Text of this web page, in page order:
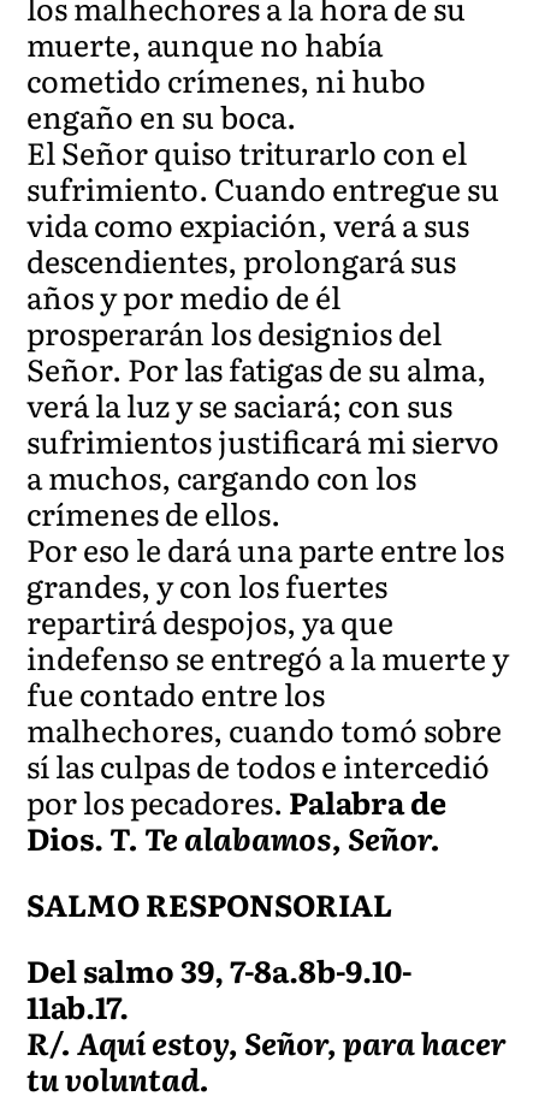
muerte, aunque no había
cometido crímenes, ni hubo
engaño en su boca.
El Señor quiso triturarlo con el
sufrimiento. Cuando entregue su
vida como expiación, verá a sus
descendientes, prolongará sus
años y por medio de él
prosperarán los designios del
Señor. Por las fatigas de su alma,
verá la luz y se saciará; con sus
sufrimientos justificará mi siervo
a muchos, cargando con los
crímenes de ellos.
Por eso le dará una parte entre los
grandes, y con los fuertes
repartirá despojos, ya que
indefenso se entregó a la muerte y
fue contado entre los
malhechores, cuando tomó sobre
sí las culpas de todos e intercedió
por los pecadores. Palabra de
Dios.T. Te alabamos, Señor.
SALMO RESPONSORIAL
Del salmo 39, 7-8a.8b-9.10-
11ab.17.
R/. Aquí estoy, Señor, para hacer
tu voluntad.